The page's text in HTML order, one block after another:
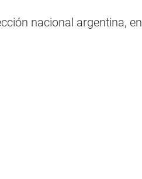
nacional argentina, en